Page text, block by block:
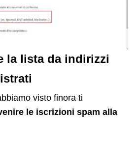
la lista da indirizzi
visto finora ti
le iscrizioni spam alla